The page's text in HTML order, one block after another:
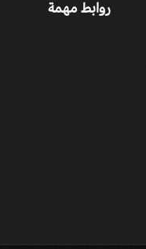
روابط مهمة